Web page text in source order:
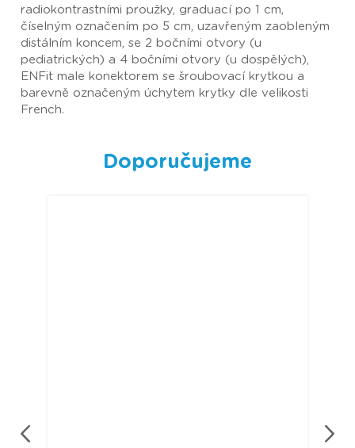
radiokontrastními proužky, graduací po 1 cm,
číselným označením po 5 cm, uzavřeným zaobleným
distálním koncem, se 2 bočními otvory (u
pediatrických) a 4 bočními otvory (u dospělých),
ENFit male konektorem se šroubovací krytkou a
barevně označeným úchytem krytky dle velikosti
French.
Doporučujeme